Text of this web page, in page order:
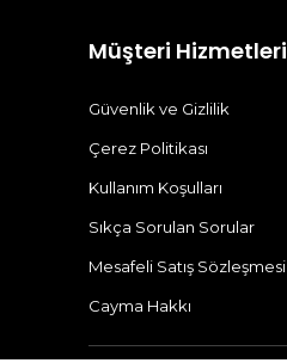
Müşteri Hizmetleri
Güvenlik ve Gizlilik
Çerez Politikası
Kullanım Koşulları
Sıkça Sorulan Sorular
Mesafeli Satış Sözleşmesi
Cayma Hakkı